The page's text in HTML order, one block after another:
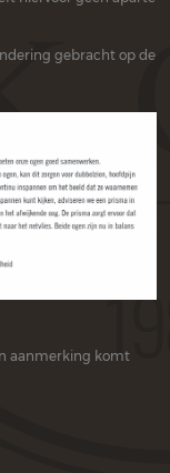
gebracht op de
aanmerking komt